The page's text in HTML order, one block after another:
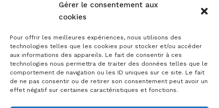
Gérer le consentement aux
cookies
Pour offrir les meilleures expériences, nous utilisons des
technologies telles que les cookies pour stocker et/ou accéder
aux informations des appareils. Le fait de consentir à ces
technologies nous permettra de traiter des données telles que le
comportement de navigation ou les ID uniques sur ce site. Le fait
de ne pas consentir ou de retirer son consentement peut avoir un
effet négatif sur certaines caractéristiques et fonctions.
Vieux Cocody non loin de la
Technique
Contactez-nous
Notre actualité